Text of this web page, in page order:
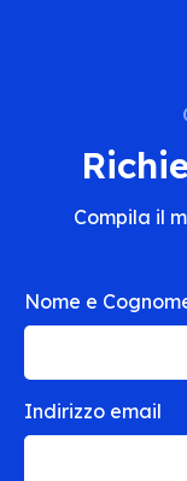
Compila il
Nome e
Indirizzo email